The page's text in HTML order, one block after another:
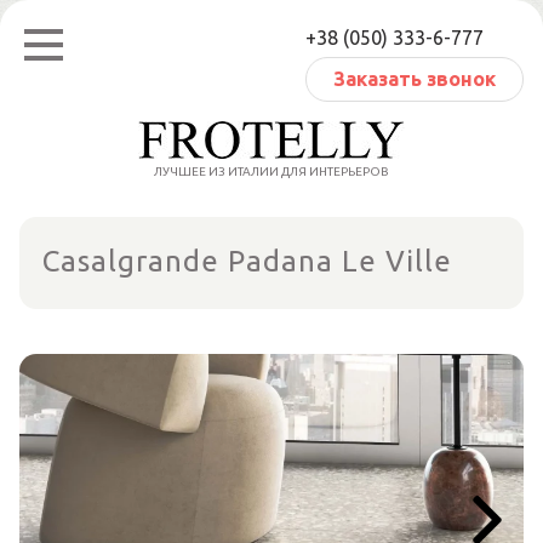
Перейти
содержанию
+38 (050) 333-6-777
Заказать звонок
ЛУЧШЕЕ ИЗ ИТАЛИИ ДЛЯ ИНТЕРЬЕРОВ
Casalgrande Padana Le Ville